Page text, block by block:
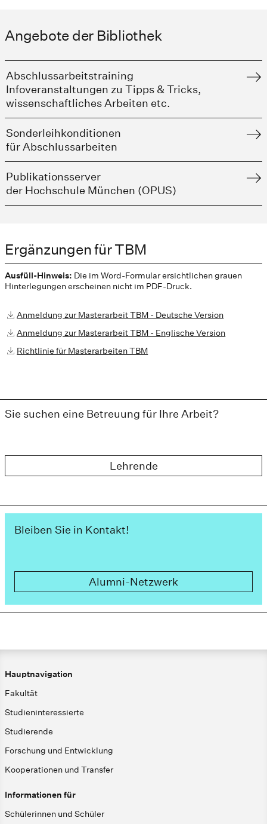
Angebote der Bibliothek
Abschlussarbeitstraining
Infoveranstaltungen zu Tipps & Tricks,
wissenschaftliches Arbeiten etc.
Sonderleihkonditionen
für Abschlussarbeiten
Publikationsserver
der Hochschule München (OPUS)
Ergänzungen für TBM
Ausfüll-Hinweis: Die im Word-Formular ersichtlichen grauen
Hinterlegungen erscheinen nicht im PDF-Druck.
Anmeldung zur Masterarbeit TBM - Deutsche Version
Anmeldung zur Masterarbeit TBM - Englische Version
Richtlinie für Masterarbeiten TBM
Sie suchen eine Betreuung für Ihre Arbeit?
Lehrende
Bleiben Sie in Kontakt!
Alumni-Netzwerk
Hauptnavigation
Fakultät
Studieninteressierte
Studierende
Forschung und Entwicklung
Kooperationen und Transfer
Informationen für
Schülerinnen und Schüler